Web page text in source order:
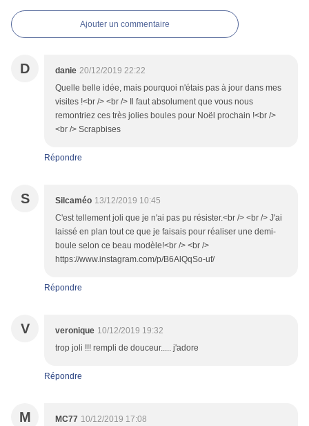
Ajouter un commentaire
D danie 20/12/2019 22:22
Quelle belle idée, mais pourquoi n'étais pas à jour dans mes
visites !<br /> <br /> Il faut absolument que vous nous
remontriez ces très jolies boules pour Noël prochain !<br />
<br /> Scrapbises
Répondre
S Silcaméo 13/12/2019 10:45
C'est tellement joli que je n'ai pas pu résister.<br /> <br /> J'ai
laissé en plan tout ce que je faisais pour réaliser une demi-
boule selon ce beau modèle!<br /> <br />
https://www.instagram.com/p/B6AlQqSo-uf/
Répondre
V veronique 10/12/2019 19:32
trop joli !!! rempli de douceur..... j'adore
Répondre
M MC77 10/12/2019 17:08